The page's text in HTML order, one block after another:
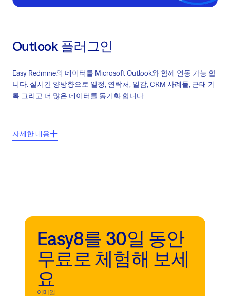
Outlook 플러그인
Easy Redmine의 데이터를 Microsoft Outlook와 함께 연동 가능 합
니다. 실시간 양방향으로 일정, 연락처, 일감, CRM 사례들, 근태 기
록 그리고 더 많은 데이터를 동기화 합니다.
CalDAV/CardDAV 호환
자세한 내용
Easy8를 30일 동안
무료로 체험해 보세
요
이메일